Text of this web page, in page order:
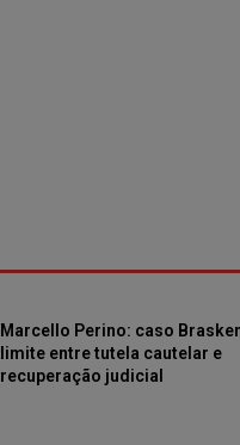
Marcello Perino: caso
limite entre tutela cautelar e
recuperação judicial